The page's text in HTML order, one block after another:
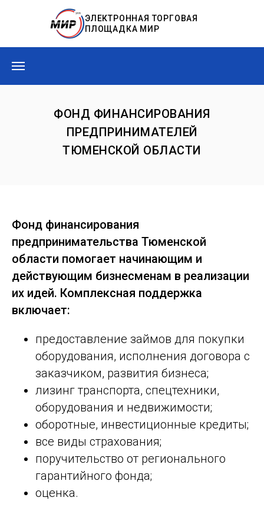
ЭЛЕКТРОННАЯ ТОРГОВАЯ
ПЛОЩАДКА МИР
ФОНД ФИНАНСИРОВАНИЯ
ПРЕДПРИНИМАТЕЛЕЙ
ТЮМЕНСКОЙ ОБЛАСТИ
Фонд финансирования
предпринимательства Тюменской
области помогает начинающим и
действующим бизнесменам в реализации
их идей. Комплексная поддержка
включает:
предоставление займов для покупки
оборудования, исполнения договора с
заказчиком, развития бизнеса;
лизинг транспорта, спецтехники,
оборудования и недвижимости;
оборотные, инвестиционные кредиты;
все виды страхования;
поручительство от регионального
гарантийного фонда;
оценка.